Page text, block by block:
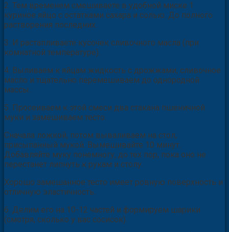
2. Тем временем смешиваете в удобной миске 1
куриное яйцо с остатками сахара и солью. До полного
растворения последних.
3. И растапливаете кусочек сливочного масла (при
комнатной температуре).
4. Выливаем к яйцам жидкость с дрожжами, сливочное
масло и тщательно перемешиваем до однородной
массы.
5. Просеиваем к этой смеси два стакана пшеничной
муки и замешиваем тесто.
Сначала ложкой, потом вываливаем на стол,
присыпанный мукой. Вымешивайте 10 минут.
Добавляйте муку понемногу, до тех пор, пока оно не
перестанет липнуть к рукам и столу.
Хорошо замешанное тесто имеет ровную поверхность и
отличную эластичность.
6. Делим его на 10-12 частей и формируем шарики
(смотря, сколько у вас сосисок).